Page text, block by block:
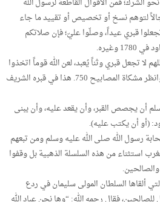
لتوهم نسخ أو تخصيص أو تقييد ما جاء
قبري عيداً، وصلّوا عليّ؛ فإن صلاتكم
وغيره.
لا تجعل قبري وثناً يُعبد، لعن الله قوماً اتخذوا
قبور أنبيائهم مساجد) رواه أحمد وانظر مشكاة المصابيح 750. هذا في قبره الشريف
أن يجصص القبر، وأن يقعد عليه، وأن يبنى
(أو أن يكتب عليه).
رسول الله صلى الله عليه وسلم ومن تبعهم
استثناء من هذه السلسلة الذهبية بل وقفوا
ألقاها السلطان المولى سليمان في ردع